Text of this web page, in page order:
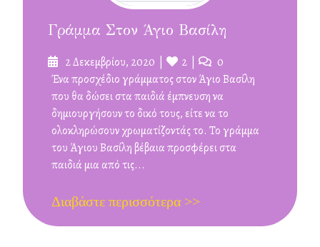
Γράμμα Στον Άγιο Βασίλη
Δημοσιεύτηκε
στις
2 Δεκεμβρίου, 2020 Likes
2 Σχόλια
0
Ένα προσχέδιο γράμματος στον Άγιο Βασίλη
που θα δώσει στα παιδιά έμπνευση να
δημιουργήσουν το δικό τους, είτε να το
ολοκληρώσουν χρωματίζοντάς το. Το γράμμα
του Άγιου Βασίλη βέβαια προσφέρει στα
παιδιά μια από τις...
Διαβάστε περισσότερα >>